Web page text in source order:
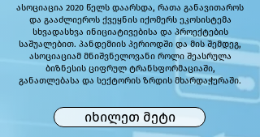
ასოციაცია 2020 წელს დაარსდა, რათა განავითაროს
და გააძლიეროს ქვეყნის იქომერს ეკოსისტემა
სხვადასხვა ინიციატივებისა და პროექტების
საშუალებით. პანდემიის პერიოდში და მის შემდეგ,
ასოციაციამ მნიშვნელოვანი როლი შეასრულა
ბიზნესის ციფრულ ტრანსფორმაციაში,
განათლებასა და სექტორის ზრდის მხარდაჭერაში.
იხილეთ მეტი